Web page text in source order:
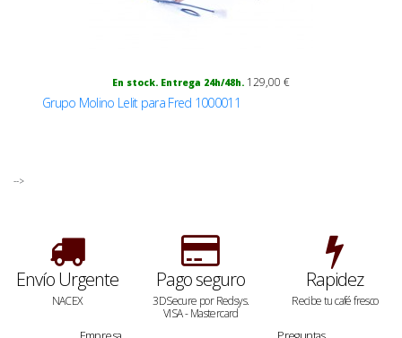
En stock. Entrega 24h/48h. 129,00 €
Grupo Molino Lelit para Fred 1000011
-->
Envío Urgente
NACEX
Pago seguro
3DSecure por Redsys.
VISA - Mastercard
Rapidez
Recibe tu café fresco